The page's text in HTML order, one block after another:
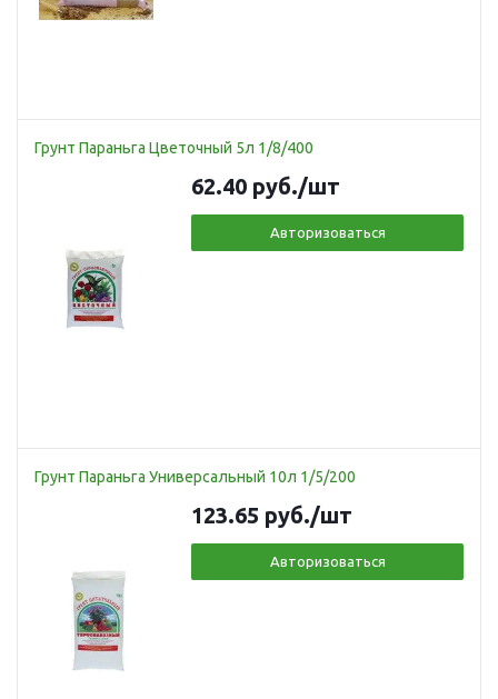
Грунт Параньга Цветочный 5л 1/8/400
62.40 руб./шт
Авторизоваться
Грунт Параньга Универсальный 10л 1/5/200
123.65 руб./шт
Авторизоваться